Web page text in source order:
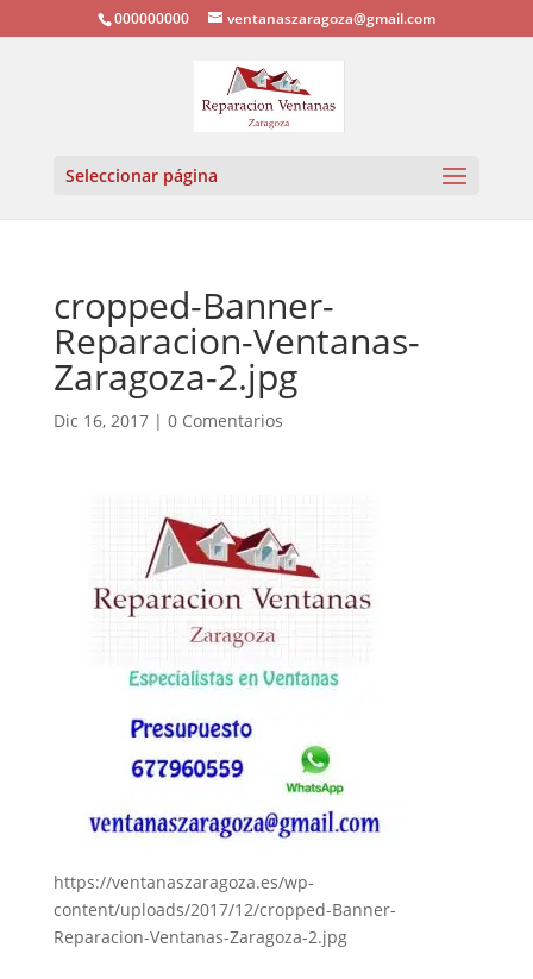
000000000 ventanaszaragoza@gmail.com
Seleccionar página
cropped-Banner-
Reparacion-Ventanas-
Zaragoza-2.jpg
Dic 16, 2017| 0 Comentarios
https://ventanaszaragoza.es/wp-
content/uploads/2017/12/cropped-Banner-
Reparacion-Ventanas-Zaragoza-2.jpg